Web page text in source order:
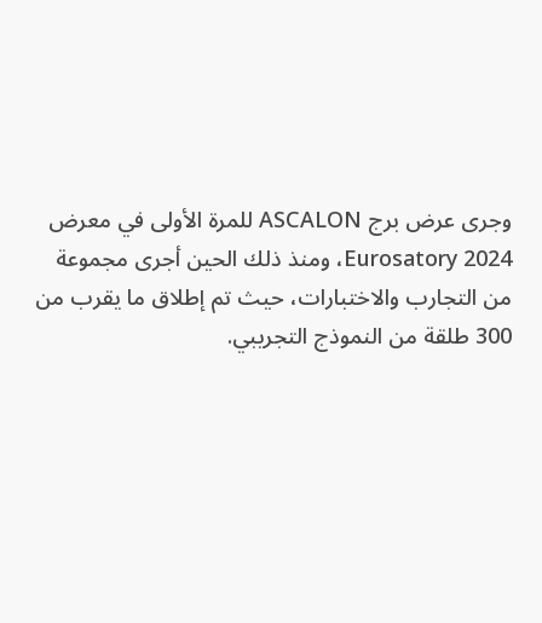
وجرى عرض برج ASCALON للمرة الأولى في معرض
Eurosatory 2024، ومنذ ذلك الحين أجرى مجموعة
من التجارب والاختبارات، حيث تم إطلاق ما يقرب من
300 طلقة من النموذج التجريبي.